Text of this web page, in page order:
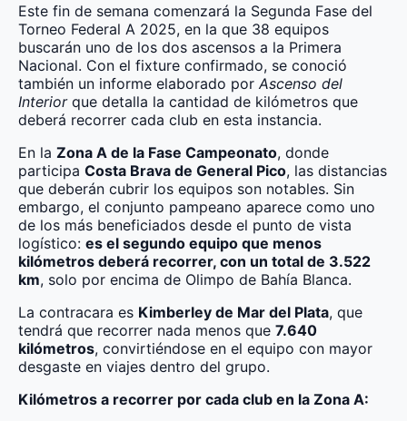
Este fin de semana comenzará la Segunda Fase del
Torneo Federal A 2025, en la que 38 equipos
buscarán uno de los dos ascensos a la Primera
Nacional. Con el fixture confirmado, se conoció
también un informe elaborado por Ascenso del
Interiorque detalla la cantidad de kilómetros que
deberá recorrer cada club en esta instancia.
En la Zona A de la Fase Campeonato, donde
participa Costa Brava de General Pico, las distancias
que deberán cubrir los equipos son notables. Sin
embargo, el conjunto pampeano aparece como uno
de los más beneficiados desde el punto de vista
logístico: es el segundo equipo que menos
kilómetros deberá recorrer, con un total de 3.522
km, solo por encima de Olimpo de Bahía Blanca.
La contracara es Kimberley de Mar del Plata, que
tendrá que recorrer nada menos que 7.640
kilómetros, convirtiéndose en el equipo con mayor
desgaste en viajes dentro del grupo.
Kilómetros a recorrer por cada club en la Zona A: